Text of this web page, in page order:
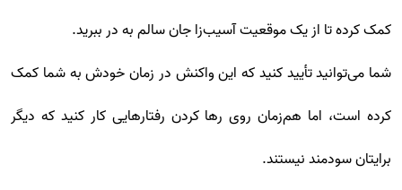
کمک کرده تا از یک موقعیت آسیب‌زا جان سالم به در ببرید.
شما می‌توانید تأیید کنید که این واکنش در زمان خودش به شما کمک
کرده است، اما هم‌زمان روی رها کردن رفتارهایی کار کنید که دیگر
برایتان سودمند نیستند.